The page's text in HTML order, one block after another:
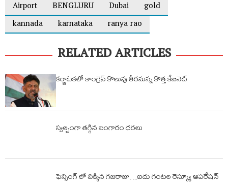
Airport BENGLURU Dubai
gold
kannada
karnataka ranya rao
RELATED ARTICLES
కర్ణాటకలో కాంగ్రెస్ కొలువు తీరనున్న కొత్త కేబినెట్
స్వల్పంగా తగ్గిన బంగారం ధరలు
ఫెన్సింగ్ లో చిక్కిన గజరాజు…ఐదు గంటల రెస్క్యూ ఆపరేషన్